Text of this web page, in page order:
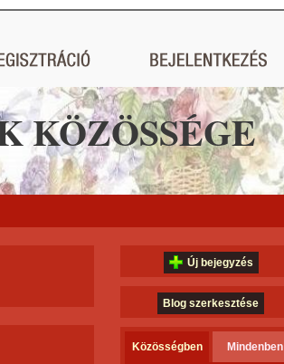
KÖZÖSSÉGE
Új bejegyzés
Blog szerkesztése
Közösségben Mindenben